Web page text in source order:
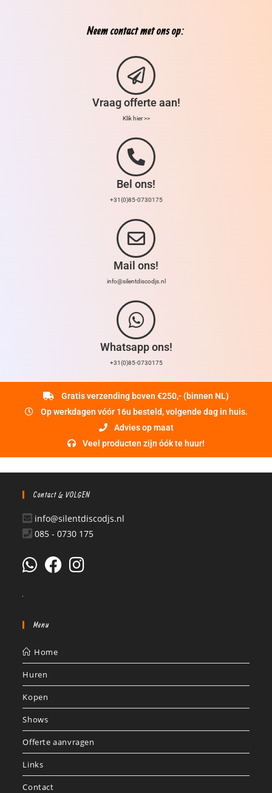
Neem contact met ons op:
Vraag offerte aan!
Klik hier >>
Bel ons!
+31(0)85-0730175
Mail ons!
info@silentdiscodjs.nl
Whatsapp ons!
+31(0)85-0730175
Gratis verzending boven €250,- (binnen NL)
Op werkdagen vóór 16u besteld, volgende dag in huis.
Advies op maat
Veel producten zijn óók te huur!
Contact & VOLGEN
info@silentdiscodjs.nl
085 - 0730 175
Menu
Home
Huren
Kopen
Shows
Offerte aanvragen
Links
Contact